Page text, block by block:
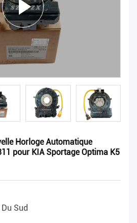
Horloge Automatique
pour KIA Sportage Optima K5
Sud